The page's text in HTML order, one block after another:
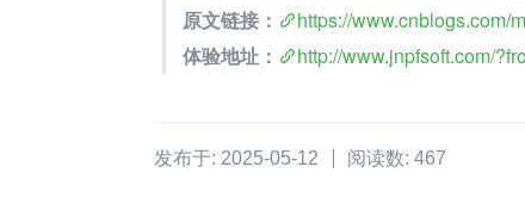
原文链接：
https://www.cnblogs.com/
体验地址：
http://www.jnpfsoft.com/
发布于: 2025-05-12 阅读数: 467